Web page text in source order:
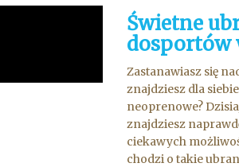
Świetne
dosportów
Zastanawiasz się
znajdziesz dla
neoprenowe?
znajdziesz
ciekawych
chodzi o takie